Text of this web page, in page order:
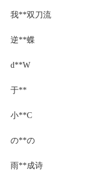
我**双刀流
逆**蝶
d**W
于**
小**C
の**の
雨**成诗